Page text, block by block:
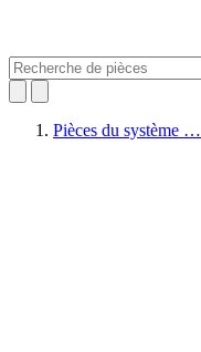
Pièces du système …